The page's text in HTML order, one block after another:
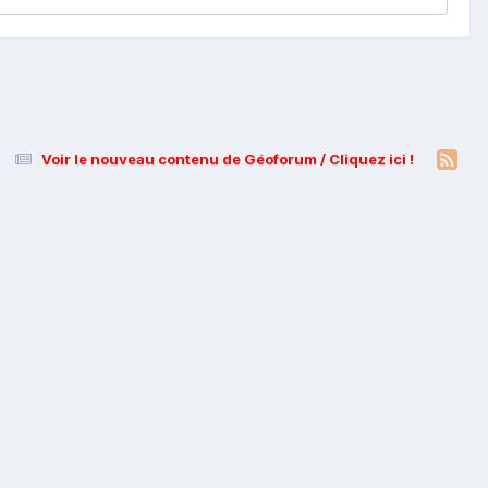
Voir le nouveau contenu de Géoforum / Cliquez ici !